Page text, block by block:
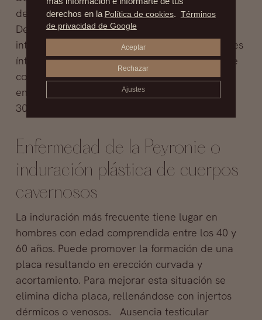
desviaciones hacia cualquiera de sus lados.
Debe corregirse en los casos en los que
interfiera a la hora de mantener unas relaciones
íntimas placenteras. Su enderezamiento puede
conseguirse mediante la aplicación de suturas
en el lado convexo. Aparece en uno de cada
300 varones.
Enfermedad de la Peyronie o
induración plástica de cuerpos
cavernosos
La induración más frecuente tiene lugar en
hombres con edad comprendida entre los 40 y
60 años. Puede promover la formación de una
placa resultando en erección curvada y
acortamiento. Para mejorar esta situación se
elimina dicha placa, rellenándose con injertos
dérmicos o venosos. Ausencia testicular
derechos en la Política de cookies. Términos
de privacidad de Google
Aceptar
Rechazar
Ajustes